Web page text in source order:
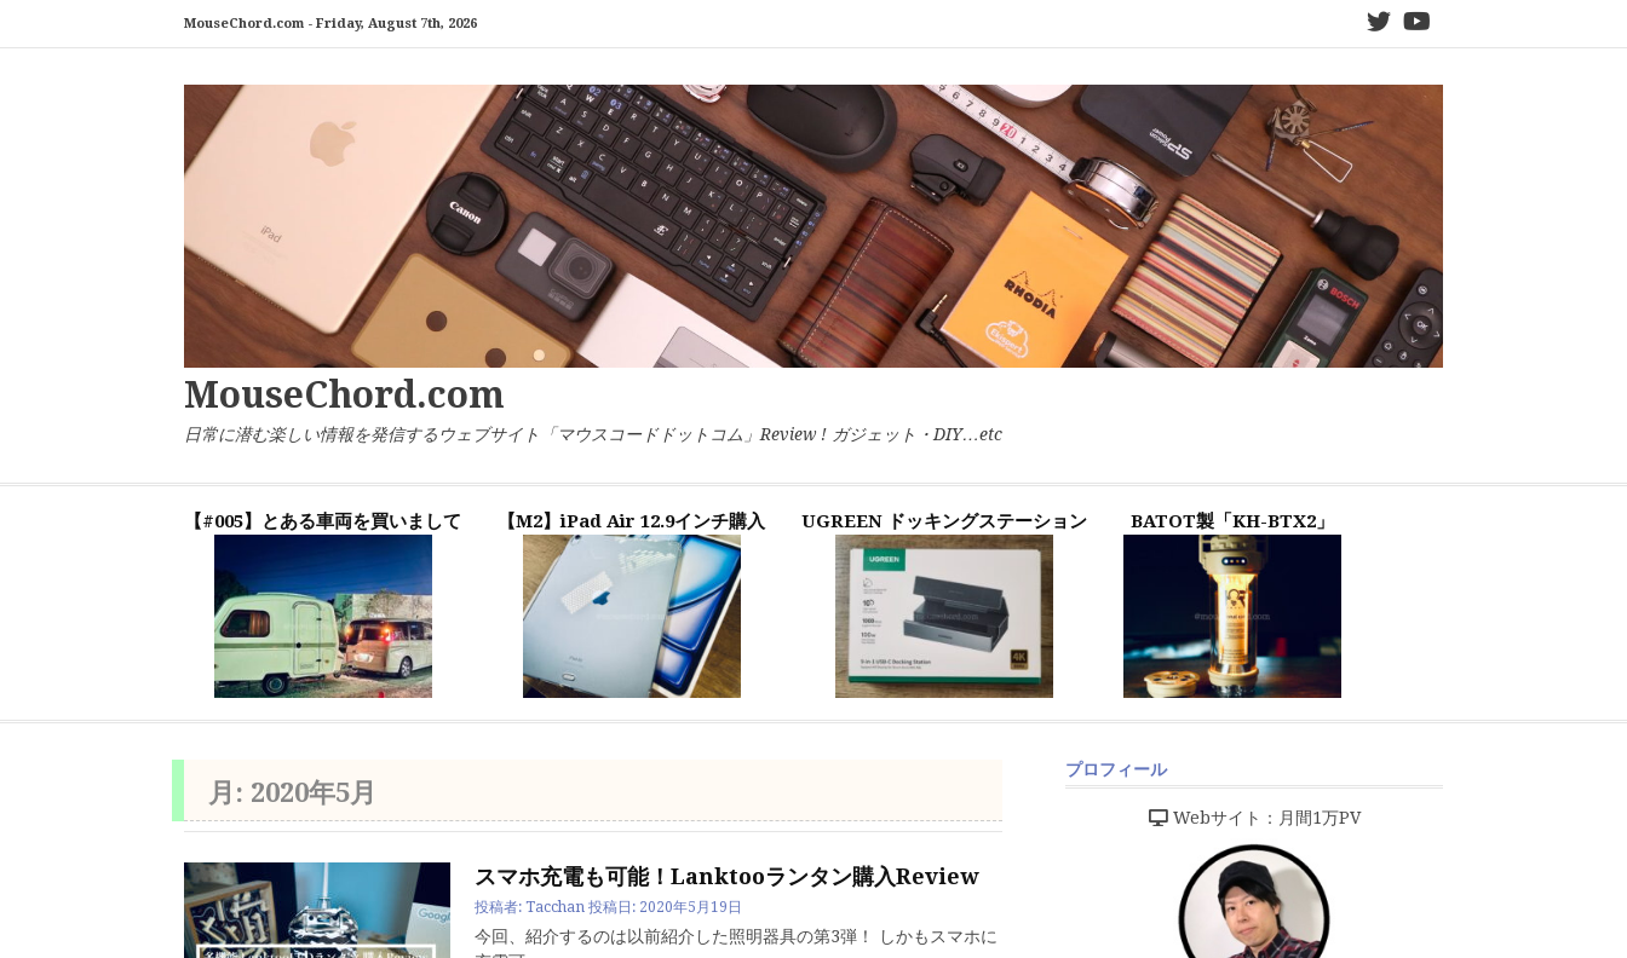
MouseChord.com - Friday, August 7th, 2026 twitter
MouseChord.com
日常に潜む楽しい情報を発信するウェブサイト「マウスコードドットコム」Review ! ガジェット・DIY…etc
【#005】とある車両を買いまして 【M2】iPad Air 12.9インチ購入 UGREEN ドッキングステーション BATOT製「KH-BTX2」
月: 2020年5月
スマホ充電も可能！Lanktooランタン購入Review
投稿者: Tacchan 投稿日: 2020年5月19日
今回、紹介するのは以前紹介した照明器具の第3弾！ しかもスマホに
プロフィール
Webサイト：月間1万PV